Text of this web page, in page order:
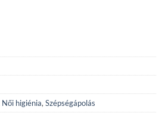
Női higiénia, Szépségápolás